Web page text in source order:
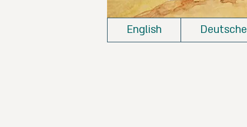
Deutsche
English